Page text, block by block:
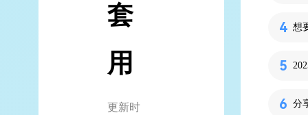
套
用
更新时
分